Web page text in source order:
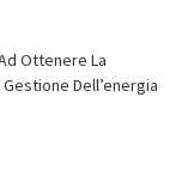
Ottenere La
Dell’energia